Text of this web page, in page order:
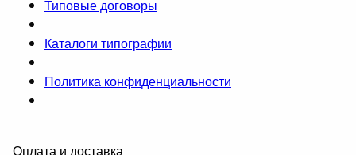
Типовые договоры
Каталоги типографии
Политика конфиденциальности
Оплата и доставка